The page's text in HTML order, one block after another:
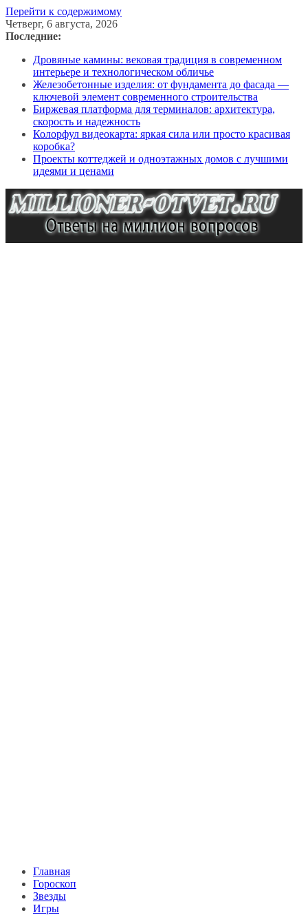
Перейти к содержимому
Четверг, 6 августа, 2026
Последние:
Дровяные камины: вековая традиция в современном
интерьере и технологическом обличье
Железобетонные изделия: от фундамента до фасада —
ключевой элемент современного строительства
Биржевая платформа для терминалов: архитектура,
скорость и надежность
Колорфул видеокарта: яркая сила или просто красивая
коробка?
Проекты коттеджей и одноэтажных домов с лучшими
идеями и ценами
Главная
Гороскоп
Звезды
Игры